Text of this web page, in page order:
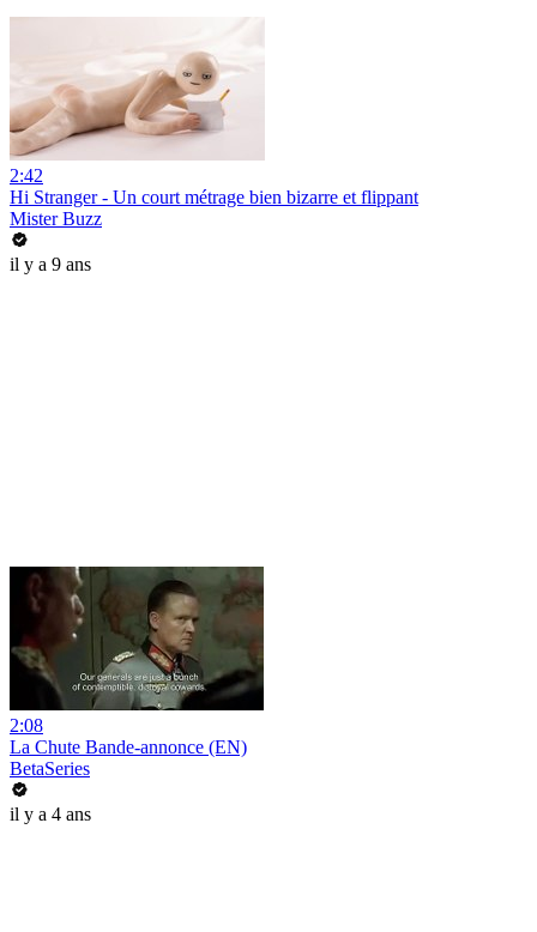
2:42
Hi Stranger - Un court métrage bien bizarre et flippant
Mister Buzz
il y a 9 ans
2:08
La Chute Bande-annonce (EN)
BetaSeries
il y a 4 ans